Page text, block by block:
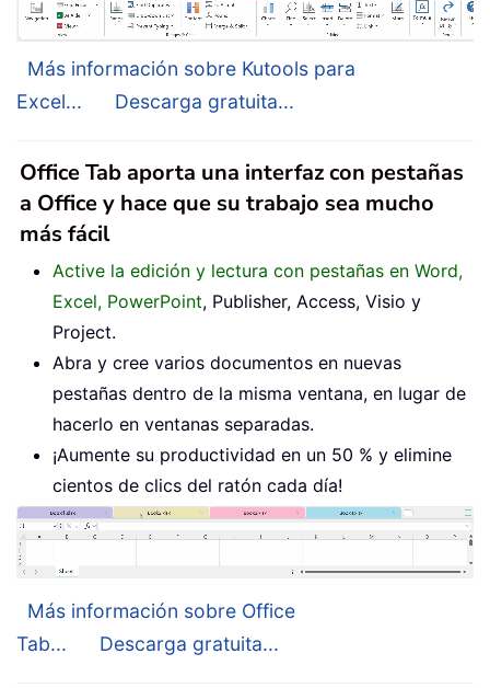
Más información sobre Kutools para
Excel...
Descarga gratuita...
Office Tab aporta una interfaz con pestañas
a Office y hace que su trabajo sea mucho
más fácil
Active la edición y lectura con pestañas en Word,
Excel, PowerPoint, Publisher, Access, Visio y
Project.
Abra y cree varios documentos en nuevas
pestañas dentro de la misma ventana, en lugar de
hacerlo en ventanas separadas.
¡Aumente su productividad en un 50 % y elimine
cientos de clics del ratón cada día!
Más información sobre Office
Tab...
Descarga gratuita...